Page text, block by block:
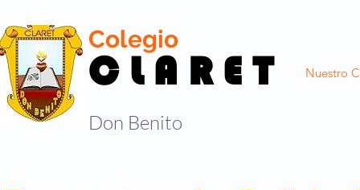
Colegio
C L A R E T Nuestro
Don Benito